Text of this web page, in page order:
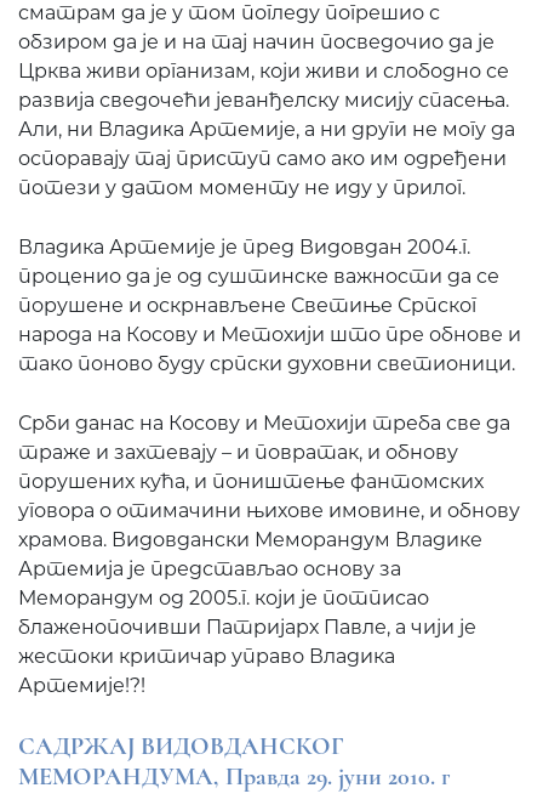
сматрам да је у том погледу погрешио с
обзиром да је и на тај начин посведочио да је
Црква живи организам, који живи и слободно се
развија сведочећи јеванђелску мисију спасења.
Али, ни Владика Артемије, а ни други не могу да
оспоравају тај приступ само ако им одређени
потези у датом моменту не иду у прилог.
Владика Артемије је пред Видовдан 2004.г.
проценио да је од суштинске важности да се
порушене и оскрнављене Светиње Српског
народа на Косову и Метохији што пре обнове и
тако поново буду српски духовни светионици.
Срби данас на Косову и Метохији треба све да
траже и захтевају – и повратак, и обнову
порушених кућа, и поништење фантомских
уговора о отимачини њихове имовине, и обнову
храмова. Видовдански Меморандум Владике
Артемија је представљао основу за
Меморандум од 2005.г. који је потписао
блаженопочивши Патријарх Павле, а чији је
жестоки критичар управо Владика
Артемије!?!
САДРЖАЈ ВИДОВДАНСКОГ
МЕМОРАНДУМА, Правда 29. јуни 2010. г